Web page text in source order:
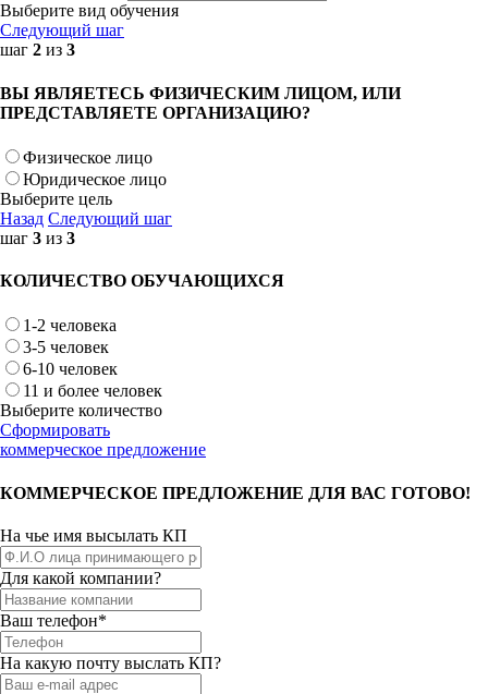
Выберите вид обучения
Следующий шаг
шаг 2 из 3
ВЫ ЯВЛЯЕТЕСЬ ФИЗИЧЕСКИМ ЛИЦОМ, ИЛИ
ПРЕДСТАВЛЯЕТЕ ОРГАНИЗАЦИЮ?
Физическое лицо
Юридическое лицо
Выберите цель
Назад Следующий шаг
шаг 3 из 3
КОЛИЧЕСТВО ОБУЧАЮЩИХСЯ
1-2 человека
3-5 человек
6-10 человек
11 и более человек
Выберите количество
Сформировать
коммерческое предложение
КОММЕРЧЕСКОЕ ПРЕДЛОЖЕНИЕ ДЛЯ ВАС ГОТОВО!
На чье имя высылать КП
Для какой компании?
Ваш телефон*
На какую почту выслать КП?